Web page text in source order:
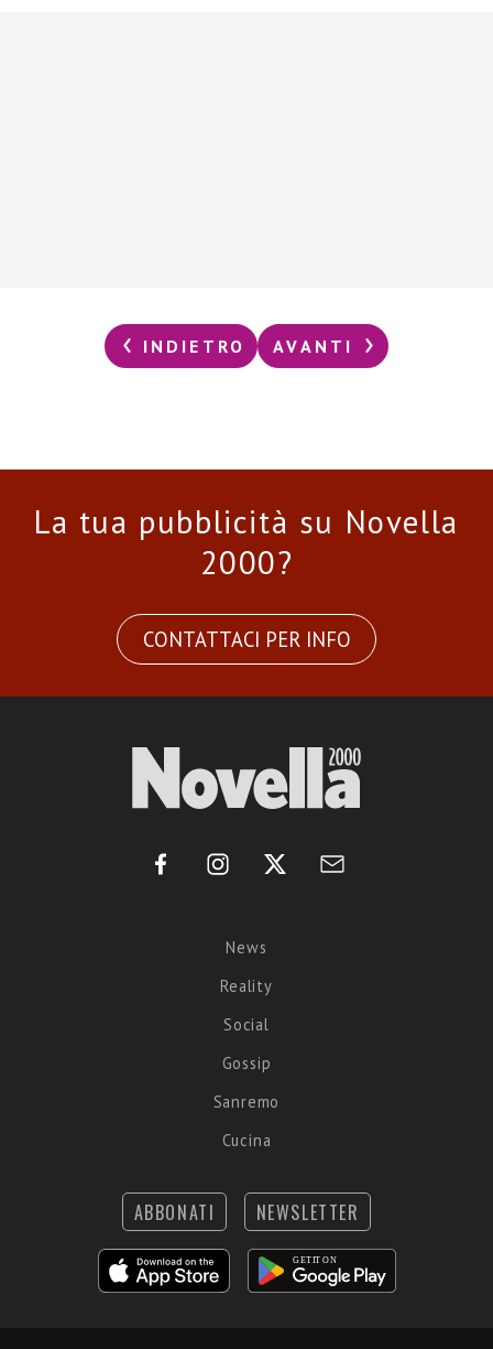
INDIETRO AVANTI
La tua pubblicità su Novella
2000?
CONTATTACI PER INFO
News
Reality
Social
Gossip
Sanremo
Cucina
ABBONATI NEWSLETTER